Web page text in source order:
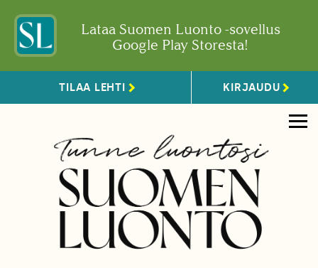
Lataa Suomen Luonto -sovellus
Google Play Storesta!
TILAA LEHTI KIRJAUDU